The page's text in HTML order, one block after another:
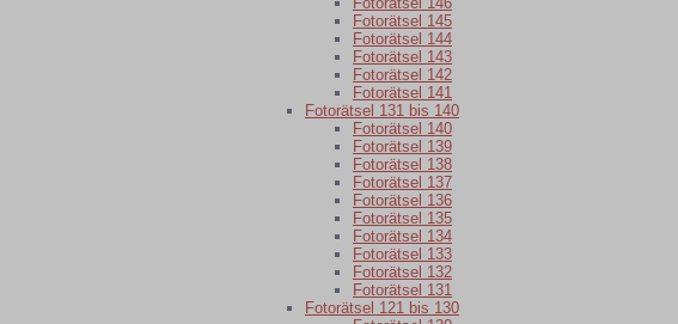
Fotorätsel 145
Fotorätsel 144
Fotorätsel 143
Fotorätsel 142
Fotorätsel 141
Fotorätsel 131 bis 140
Fotorätsel 140
Fotorätsel 139
Fotorätsel 138
Fotorätsel 137
Fotorätsel 136
Fotorätsel 135
Fotorätsel 134
Fotorätsel 133
Fotorätsel 132
Fotorätsel 131
Fotorätsel 121 bis 130